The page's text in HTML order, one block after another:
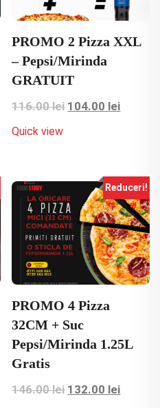
PROMO 2 Pizza XXL
– Pepsi/Mirinda
GRATUIT
116.00lei Prețul
116.00 lei.
104.00 leiPrețul
Quick view
Reduceri!
PROMO 4 Pizza
32CM + Suc
Pepsi/Mirinda 1.25L
Gratis
146.00lei Prețul
132.00 leiPrețul